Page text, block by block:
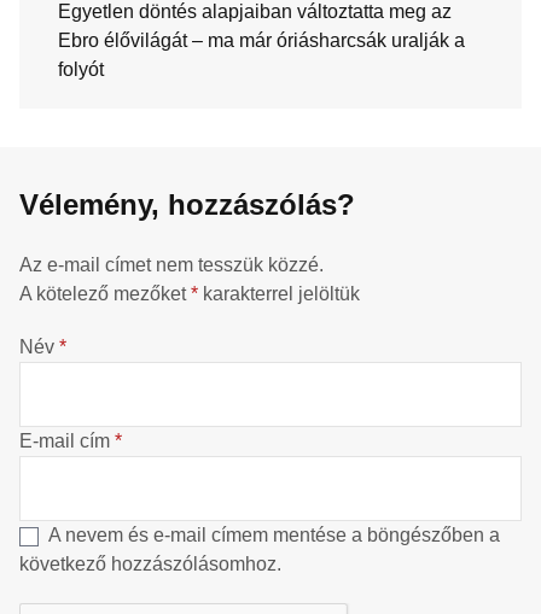
Egyetlen döntés alapjaiban változtatta meg az
Ebro élővilágát – ma már óriásharcsák uralják a
folyót
Vélemény, hozzászólás?
Az e-mail címet nem tesszük közzé.
A kötelező mezőket* karakterrel jelöltük
Név *
E-mail cím *
A nevem és e-mail címem mentése a böngészőben a
következő hozzászólásomhoz.